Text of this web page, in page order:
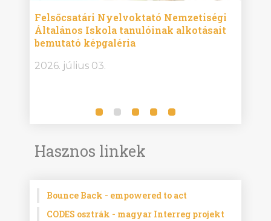
Felsőcsatári Nyelvoktató Nemzetiségi
Általános Iskola tanulóinak alkotásait
bemutató képgaléria
2026. július 03.
Hasznos linkek
Bounce Back - empowered to act
CODES osztrák - magyar Interreg projekt